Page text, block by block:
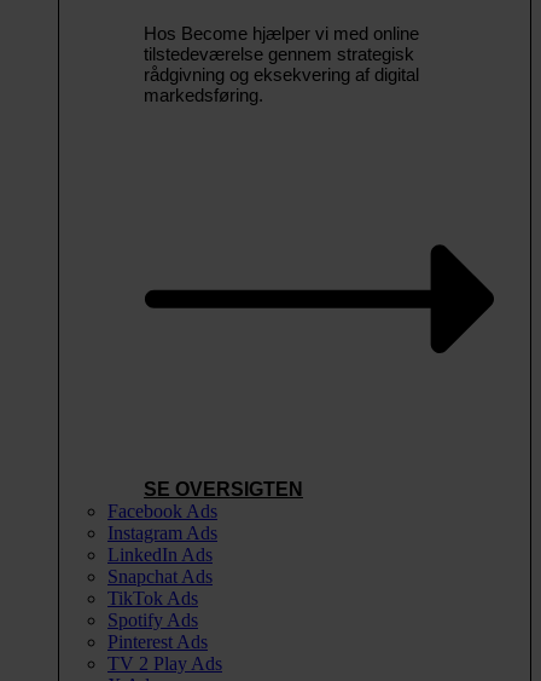
Hos Become hjælper vi med online
tilstedeværelse gennem strategisk
rådgivning og eksekvering af digital
markedsføring.
SE OVERSIGTEN
Facebook Ads
Instagram Ads
LinkedIn Ads
Snapchat Ads
TikTok Ads
Spotify Ads
Pinterest Ads
TV 2 Play Ads